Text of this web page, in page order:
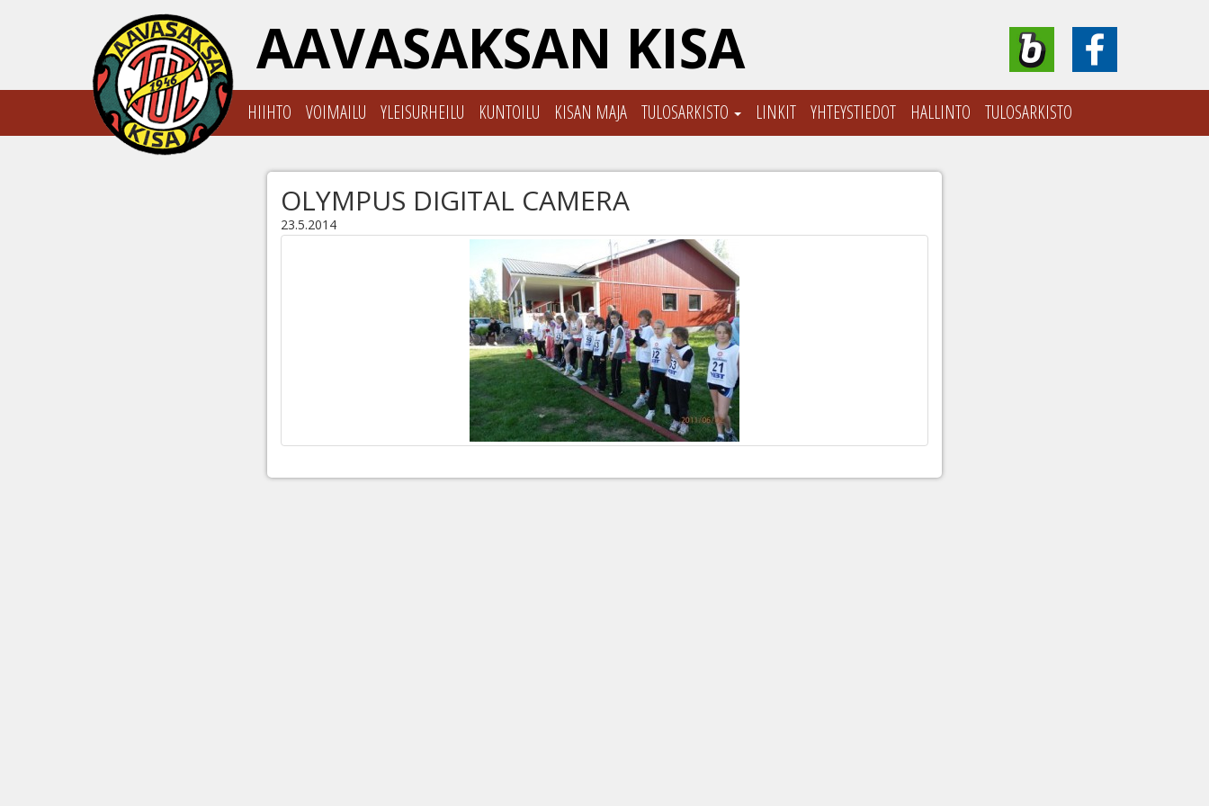
AAVASAKSAN KISA
HIIHTO VOIMAILU YLEISURHEILU KUNTOILU KISAN MAJA TULOSARKISTO LINKIT YHTEYSTIEDOT HALLINTO TULOSARKISTO
OLYMPUS DIGITAL CAMERA
23.5.2014